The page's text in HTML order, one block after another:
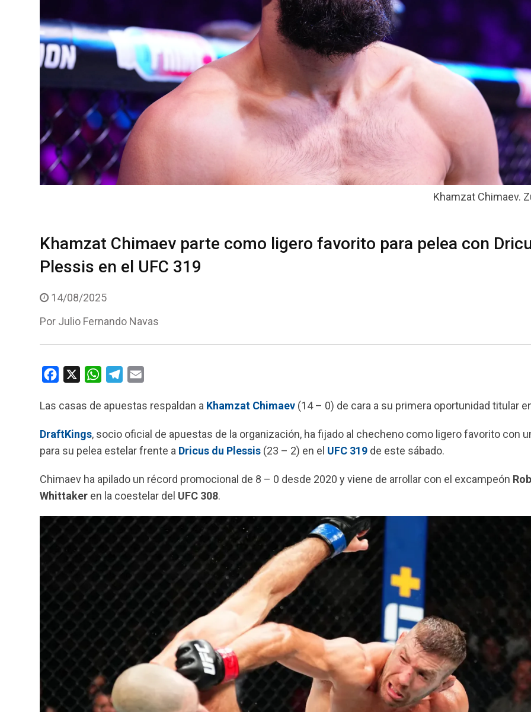
Khamzat Chimaev.
Khamzat Chimaev parte como ligero favorito para pelea con
Plessis en el UFC 319
14/08/2025
Por Julio Fernando Navas
c
b
o
k
W
a
s
A
p
l
g
r
a
a
l
Las casas de apuestas respaldan a Khamzat Chimaev (14 – 0) de cara a su primera oportunidad titular
DraftKings, socio oficial de apuestas de la organización, ha fijado al checheno como ligero favorito con
para su pelea estelar frente a Dricus du Plessis (23 – 2) en el UFC 319 de este sábado.
Chimaev ha apilado un récord promocional de 8 – 0 desde 2020 y viene de arrollar con el excampeón
Whittaker en la coestelar del UFC 308.